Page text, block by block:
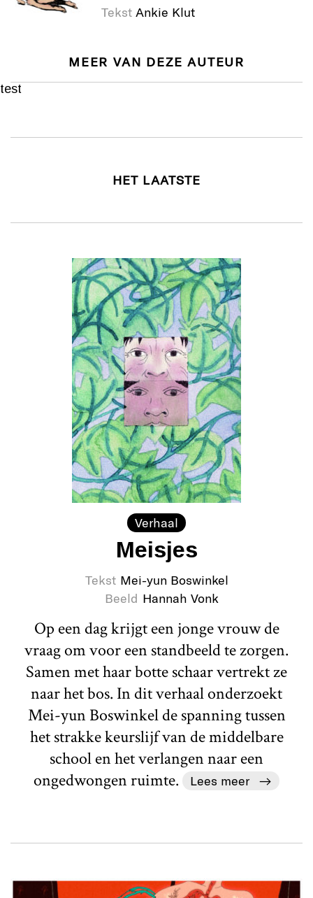
Tekst Ankie Klut
MEER VAN DEZE AUTEUR
test
HET LAATSTE
Verhaal
Meisjes
Tekst Mei-yun Boswinkel
Beeld Hannah Vonk
Op een dag krijgt een jonge vrouw de
vraag om voor een standbeeld te zorgen.
Samen met haar botte schaar vertrekt ze
naar het bos. In dit verhaal onderzoekt
Mei-yun Boswinkel de spanning tussen
het strakke keurslijf van de middelbare
school en het verlangen naar een
ongedwongen ruimte.
Lees meer